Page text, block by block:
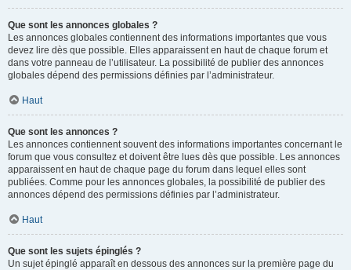
Que sont les annonces globales ?
Les annonces globales contiennent des informations importantes que vous
devez lire dès que possible. Elles apparaissent en haut de chaque forum et
dans votre panneau de l’utilisateur. La possibilité de publier des annonces
globales dépend des permissions définies par l’administrateur.
Haut
Que sont les annonces ?
Les annonces contiennent souvent des informations importantes concernant le
forum que vous consultez et doivent être lues dès que possible. Les annonces
apparaissent en haut de chaque page du forum dans lequel elles sont
publiées. Comme pour les annonces globales, la possibilité de publier des
annonces dépend des permissions définies par l’administrateur.
Haut
Que sont les sujets épinglés ?
Un sujet épinglé apparaît en dessous des annonces sur la première page du